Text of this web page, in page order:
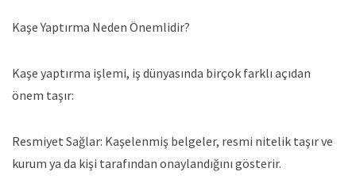
Kaşe Yaptırma Neden Önemlidir?
Kaşe yaptırma işlemi, iş dünyasında birçok farklı açıdan
önem taşır:
Resmiyet Sağlar: Kaşelenmiş belgeler, resmi nitelik taşır ve
kurum ya da kişi tarafından onaylandığını gösterir.